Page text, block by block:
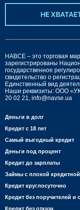
ЕСТЬ ЖЕЛАНИЕ
НЕ
НАВСЕ – это торговая
зарегистрированы
государственное
свидетельство о
Наши реквизиты: ООО
Деньги в долг
Кредит с 18 лет
Самый выгодный кредит
Деньги под процент
Кредит до зарплаты
Займы с плохой кредитной